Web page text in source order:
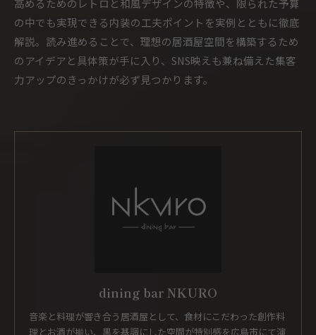
高めるためのレトロと和風デザインの特徴や、限られた予算
の中でも実現できる内装の工夫ポイントを実例とともに徹底
解説。読み進めることで、理想の居酒屋空間を構築するため
のアイデアと具体策が手に入り、SNS映えも兼ね備えた集客
力アップのきっかけが必ず見つかります。
dining bar NKURO
音楽と料理が響き合う居酒屋として、食材にこだわった創作料
理とお酒が揃い、黒を基調にした空間が特別感を広島市にて演